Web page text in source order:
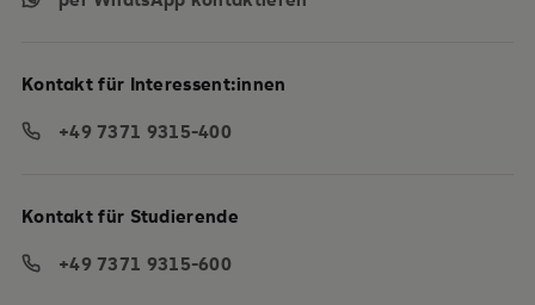
Kontakt für Interessent:innen
+49 7371 9315-400
Kontakt für Studierende
+49 7371 9315-600